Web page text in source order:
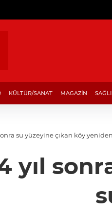
KÜLTÜR/SANAT MAGAZİN
sonra su yüzeyine çıkan köy
yıl